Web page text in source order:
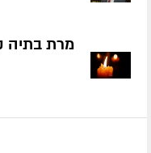
מרת בתיה